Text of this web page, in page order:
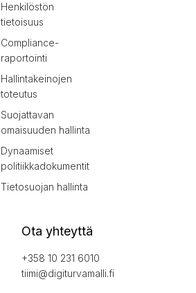
Henkilöstön
tietoisuus
Compliance-
raportointi
Hallintakeinojen
toteutus
Suojattavan
omaisuuden hallinta
Dynaamiset
politiikkadokumentit
Tietosuojan hallinta
Ota yhteyttä
+358 10 231 6010
tiimi@digiturvamalli.fi